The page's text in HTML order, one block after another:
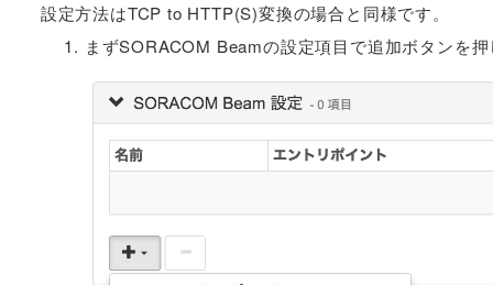
設定方法はTCP to HTTP(S)変換の場合と同様です。
まずSORACOM Beamの設定項目で追加ボタンを